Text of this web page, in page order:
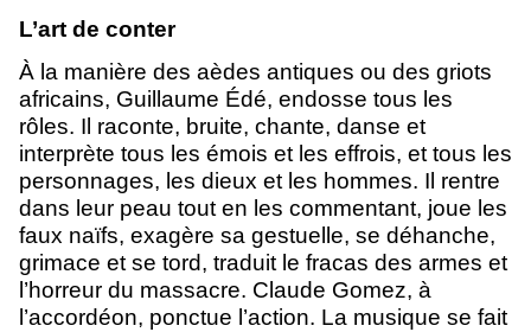
L’art de conter
À la manière des aèdes antiques ou des griots
africains, Guillaume Édé, endosse tous les
rôles. Il raconte, bruite, chante, danse et
interprète tous les émois et les effrois, et tous les
personnages, les dieux et les hommes. Il rentre
dans leur peau tout en les commentant, joue les
faux naïfs, exagère sa gestuelle, se déhanche,
grimace et se tord, traduit le fracas des armes et
l’horreur du massacre. Claude Gomez, à
l’accordéon, ponctue l’action. La musique se fait